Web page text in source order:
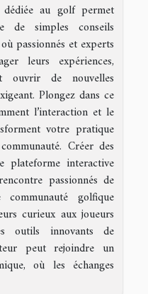
au golf permet
de simples conseils
passionnés et experts
leurs expériences,
ouvrir de nouvelles
Plongez dans ce
l’interaction et le
votre pratique
Créer des
plateforme interactive
passionnés de
golfique
curieux aux joueurs
outils innovants de
peut rejoindre un
où les échanges